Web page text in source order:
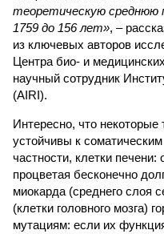
теоретическую среднюю
1759 до 156 лет», –
из ключевых авторов
Центра био- и
научный сотрудник
(AIRI).
Интересно, что некоторые
устойчивы к
частности, клетки
процветая бесконечно
миокарда (среднего слоя
(клетки головного мозга)
мутациям: если их